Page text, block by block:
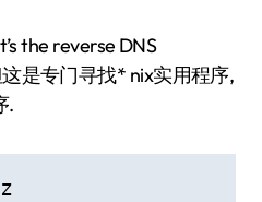
the reverse DNS
是专门寻找* nix实用程序,
.